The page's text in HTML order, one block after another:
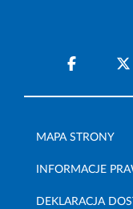
MAPA STRONY
INFORMACJE
DEKLARACJA